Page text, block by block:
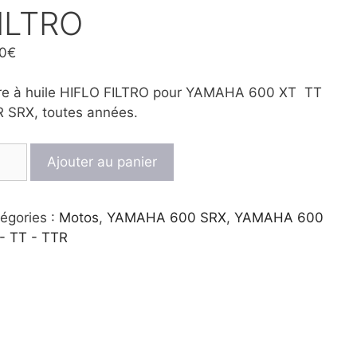
€
à huile HIFLO FILTRO pour YAMAHA 600 XT TT
SRX, toutes années.
Ajouter au panier
: Motos,YAMAHA 600 SRX,YAMAHA 600
TT - TTR